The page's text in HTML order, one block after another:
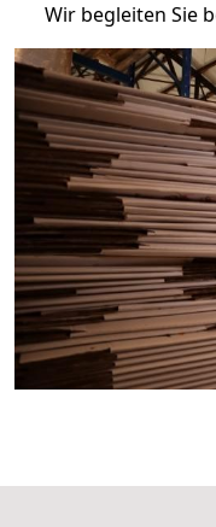
Wir begleiten Sie